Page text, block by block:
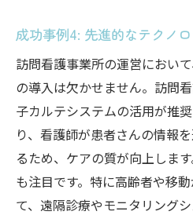
成功事例4: 先進的なテクノ
訪問看護事業所の運営におい
の導入は欠かせません。訪問
子カルテシステムの活用が推
り、看護師が患者さんの情報
るため、ケアの質が向上しま
も注目です。特に高齢者や移
て、遠隔診療やモニタリング